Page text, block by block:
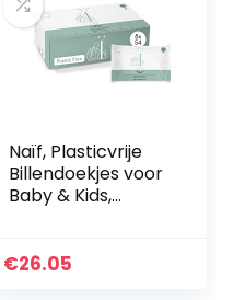
Naïf, Plasticvrije
Billendoekjes voor
Baby & Kids,
lichaam en het
€26.05